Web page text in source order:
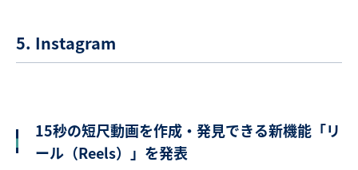
5. Instagram
15秒の短尺動画を作成・発見できる新機能「リ
ール（Reels）」を発表